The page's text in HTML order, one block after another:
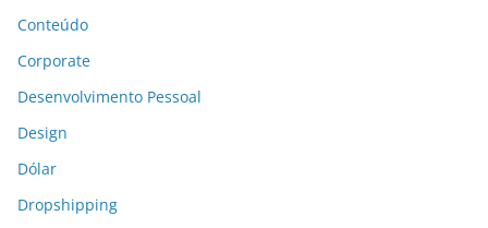
Conteúdo
Corporate
Desenvolvimento Pessoal
Design
Dólar
Dropshipping